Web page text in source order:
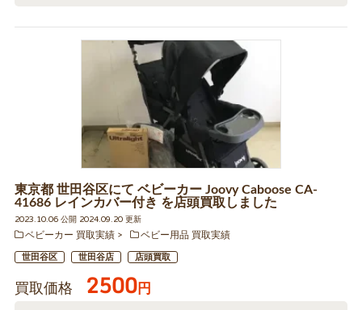
東京都 世田谷区にて ベビーカー Joovy Caboose CA-
41686 レインカバー付き を店頭買取しました
2023.10.06 公開 2024.09.20 更新
ベビーカー 買取実績
ベビー用品 買取実績
世田谷区 世田谷店 店頭買取
買取価格 2500円